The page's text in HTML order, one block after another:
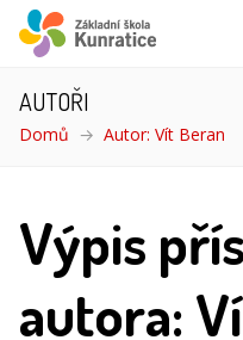
AUTOŘI
Domů Autor: Vít Beran
Výpis
autora: